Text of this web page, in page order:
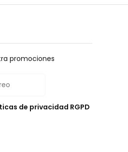
promociones
de privacidad RGPD